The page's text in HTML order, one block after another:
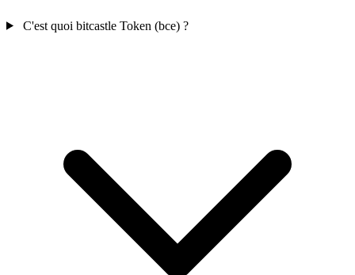
C'est quoi bitcastle Token (bce) ?